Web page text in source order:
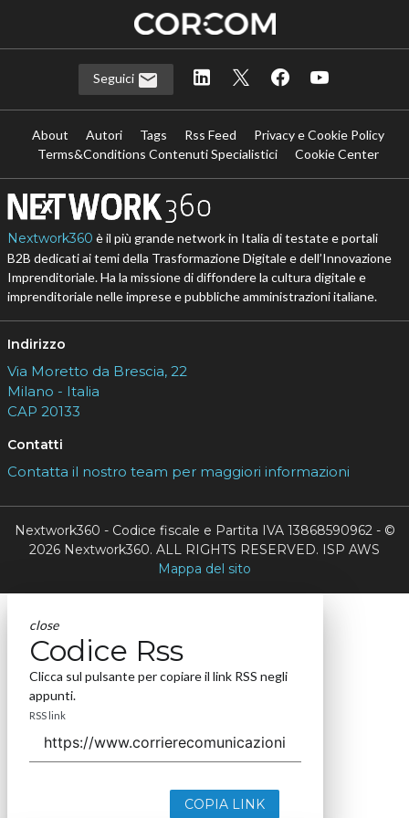
Seguici
About Autori Tags Rss Feed
Privacy e Cookie Policy
Terms&Conditions Contenuti Specialistici
Cookie Center
Nextwork360 è il più grande network in Italia di testate e portali
B2B dedicati ai temi della Trasformazione Digitale e dell’Innovazione
Imprenditoriale. Ha la missione di diffondere la cultura digitale e
imprenditoriale nelle imprese e pubbliche amministrazioni italiane.
Indirizzo
Via Moretto da Brescia, 22
Milano - Italia
CAP 20133
Contatti
Contatta il nostro team per maggiori informazioni
Nextwork360 - Codice fiscale e Partita IVA 13868590962 - ©
2026 Nextwork360. ALL RIGHTS RESERVED. ISP AWS
Mappa del sito
close
Codice Rss
Clicca sul pulsante per copiare il link RSS negli
appunti.
RSS link
COPIA LINK